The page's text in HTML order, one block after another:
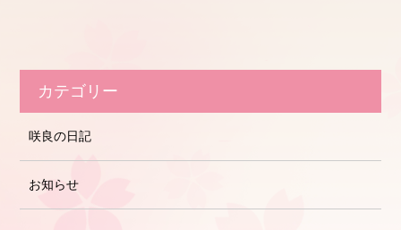
カテゴリー
咲良の日記
お知らせ